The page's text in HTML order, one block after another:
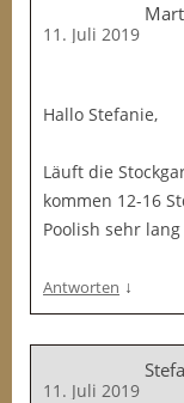
11. Juli 2019
Hallo Stefanie,
Läuft die
kommen 12-16
Poolish sehr lang
Antworten ↓
11. Juli 2019